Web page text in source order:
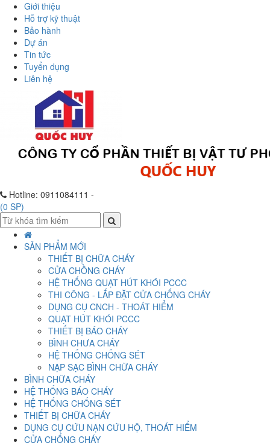
Giới thiệu
Hỗ trợ kỹ thuật
Bảo hành
Dự án
Tin tức
Tuyển dụng
Liên hệ
Hotline: 0911084111 -
(0 SP)
SẢN PHẨM MỚI
THIẾT BỊ CHỮA CHÁY
CỬA CHỒNG CHÁY
HỆ THỐNG QUẠT HÚT KHÓI PCCC
THI CÔNG - LẮP ĐẶT CỬA CHỐNG CHÁY
DỤNG CỤ CNCH - THOÁT HIỂM
QUẠT HÚT KHÓI PCCC
THIẾT BỊ BÁO CHÁY
BÌNH CHƯA CHÁY
HỆ THỐNG CHỐNG SÉT
NẠP SẠC BÌNH CHỮA CHÁY
BÌNH CHỮA CHÁY
HỆ THỐNG BÁO CHÁY
HỆ THỐNG CHỐNG SÉT
THIẾT BỊ CHỮA CHÁY
DỤNG CỤ CỨU NẠN CỨU HỘ, THOÁT HIỂM
CỬA CHỐNG CHÁY